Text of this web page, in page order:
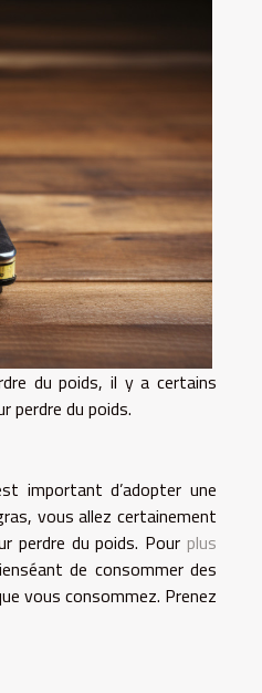
du poids, il y a certains
perdre du poids.
important d’adopter une
vous allez certainement
perdre du poids. Pour plus
de consommer des
vous consommez. Prenez